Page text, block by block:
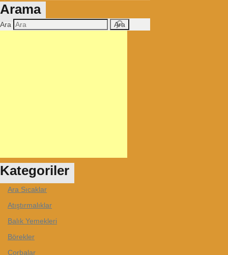
Arama
Ara
Kategoriler
Ara Sıcaklar
Atıştırmalıklar
Balık Yemekleri
Börekler
Çorbalar